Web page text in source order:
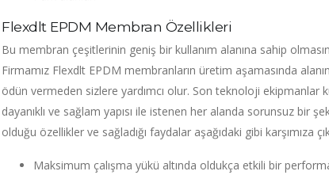
Flexdlt EPDM Membran Özellikleri
Bu membran çeşitlerinin geniş bir kullanım alanına sahip
Firmamız Flexdlt EPDM membranların üretim aşamasında
ödün vermeden sizlere yardımcı olur. Son teknoloji ekipmanlar
dayanıklı ve sağlam yapısı ile istenen her alanda sorunsuz bir
olduğu özellikler ve sağladığı faydalar aşağıdaki gibi karşımıza
Maksimum çalışma yükü altında oldukça etkili bir